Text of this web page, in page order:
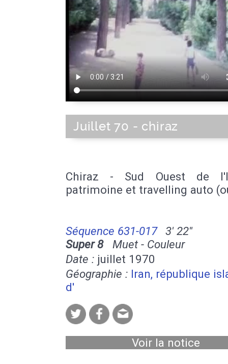
Juillet 70 - chiraz
Chiraz - Sud Ouest de
patrimoine et travelling auto
Séquence 631-017
3' 22''
Super 8Muet - Couleur
Date : juillet 1970
Géographie : Iran, république
d'
Voir la notice